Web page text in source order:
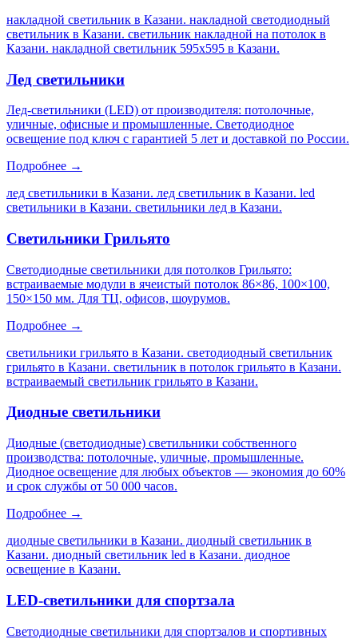
накладной светильник в Казани. накладной светодиодный
светильник в Казани. светильник накладной на потолок в
Казани. накладной светильник 595х595 в Казани.
Лед светильники
Лед-светильники (LED) от производителя: потолочные,
уличные, офисные и промышленные. Светодиодное
освещение под ключ с гарантией 5 лет и доставкой по России.
Подробнее →
лед светильники в Казани. лед светильник в Казани. led
светильники в Казани. светильники лед в Казани.
Светильники Грильято
Светодиодные светильники для потолков Грильято:
встраиваемые модули в ячеистый потолок 86×86, 100×100,
150×150 мм. Для ТЦ, офисов, шоурумов.
Подробнее →
светильники грильято в Казани. светодиодный светильник
грильято в Казани. светильник в потолок грильято в Казани.
встраиваемый светильник грильято в Казани.
Диодные светильники
Диодные (светодиодные) светильники собственного
производства: потолочные, уличные, промышленные.
Диодное освещение для любых объектов — экономия до 60%
и срок службы от 50 000 часов.
Подробнее →
диодные светильники в Казани. диодный светильник в
Казани. диодный светильник led в Казани. диодное
освещение в Казани.
LED-светильники для спортзала
Светодиодные светильники для спортзалов и спортивных